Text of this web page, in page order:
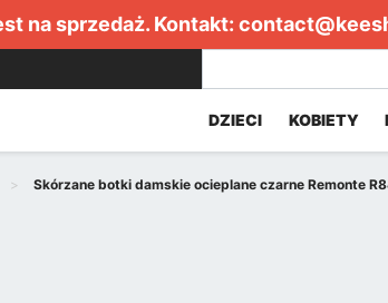
na sprzedaż. Kontakt:
DZIECI KOBIETY
Skórzane botki damskie ocieplane czarne Remonte